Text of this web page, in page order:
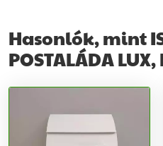
Hasonlók, mint
POSTALÁDA LUX,